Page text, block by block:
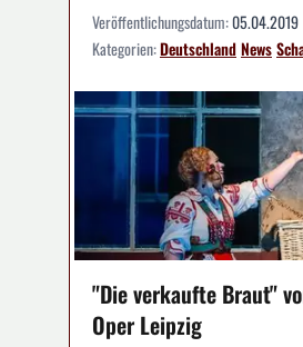
Veröffentlichungsdatum:05.04.2019
Kategorien:DeutschlandNews
"Die verkaufte Braut"
Oper Leipzig